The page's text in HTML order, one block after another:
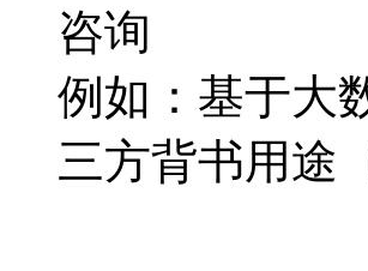
咨询
例如：基于大
三方背书用途